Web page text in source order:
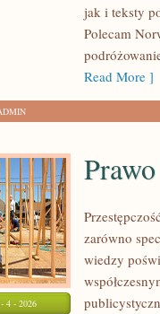
jak i teksty
Polecam
Read More ]
4 - 2026
zarówno
wiedzy